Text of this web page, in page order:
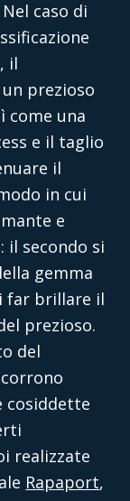
caso di
il
prezioso
come una
e il taglio
il
in cui
e
il secondo si
gemma
far brillare il
prezioso.
del
cosiddette
realizzate
Rapaport,